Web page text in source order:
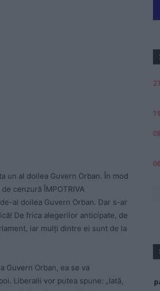
un al doilea Guvern Orban. În mod
cenzură ÎMPOTRIVA
al doilea Guvern Orban. Dar s-ar
De frica alegerilor anticipate, de
iar mulţi dintre ei sunt de la
Guvern Orban, ea se va
Liberalii vor putea spune: „Iată,